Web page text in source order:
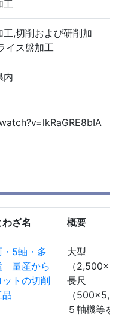
工
工,切削および研削加
イス盤加工
内
ざ名 概要
・5軸・多
量産から
トの切削
品
大型
（
長尺
（
５軸機等を使